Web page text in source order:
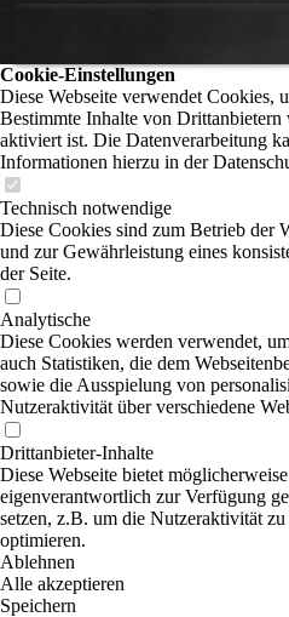
Cookie-Einstellungen
Diese Webseite verwendet Cookies,
Bestimmte Inhalte von Drittanbietern
aktiviert ist. Die Datenverarbeitung
Informationen hierzu in der
Technisch notwendige
Diese Cookies sind zum Betrieb der
und zur Gewährleistung eines
der Seite.
Analytische
Diese Cookies werden verwendet,
auch Statistiken, die dem
sowie die Ausspielung von
Nutzeraktivität über verschiedene
Drittanbieter-Inhalte
Diese Webseite bietet
eigenverantwortlich zur Verfügung
setzen, z.B. um die Nutzeraktivität
optimieren.
Ablehnen
Alle akzeptieren
Speichern